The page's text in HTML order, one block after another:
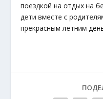
поездкой на отдых на
дети вместе с
прекрасным летним